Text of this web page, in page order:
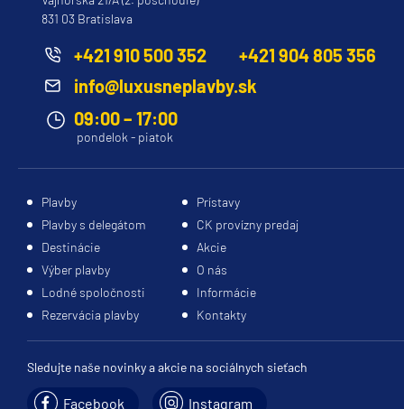
Evrima
Ilma
Luminara
Royal Caribbean Cruises
Adventure of the Seas
Allure of the Seas
Anthem of the Seas
Brilliance of the Seas
Enchantment of the Seas
Explorer of the Seas
Freedom of the Seas
Grandeur of the Seas
Harmony of the Seas
831 03 Bratislava
+421 910 500 352
+421 904 805 356
info@luxusneplavby.sk
09:00 – 17:00
pondelok - piatok
Plavby
Prístavy
Plavby s delegátom
CK provízny predaj
Destinácie
Akcie
Výber plavby
O nás
Lodné spoločnosti
Informácie
Rezervácia plavby
Kontakty
Sledujte naše novinky a akcie na sociálnych sieťach
Facebook Instagram